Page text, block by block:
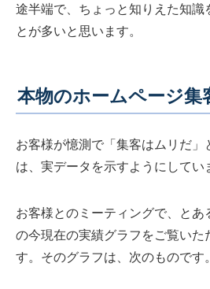
途半端で、ちょっと知りえた知識
とが多いと思います。
本物のホームページ集
お客様が憶測で「集客はムリだ」
は、実データを示すようにしてい
お客様とのミーティングで、とあ
の今現在の実績グラフをご覧いた
す。そのグラフは、次のものです。